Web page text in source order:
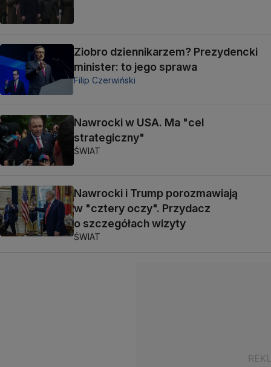
Ziobro dziennikarzem? Prezydencki
minister: to jego sprawa
Filip Czerwiński
Nawrocki w USA. Ma "cel
strategiczny"
ŚWIAT
Nawrocki i Trump porozmawiają
w "cztery oczy". Przydacz
o szczegółach wizyty
ŚWIAT